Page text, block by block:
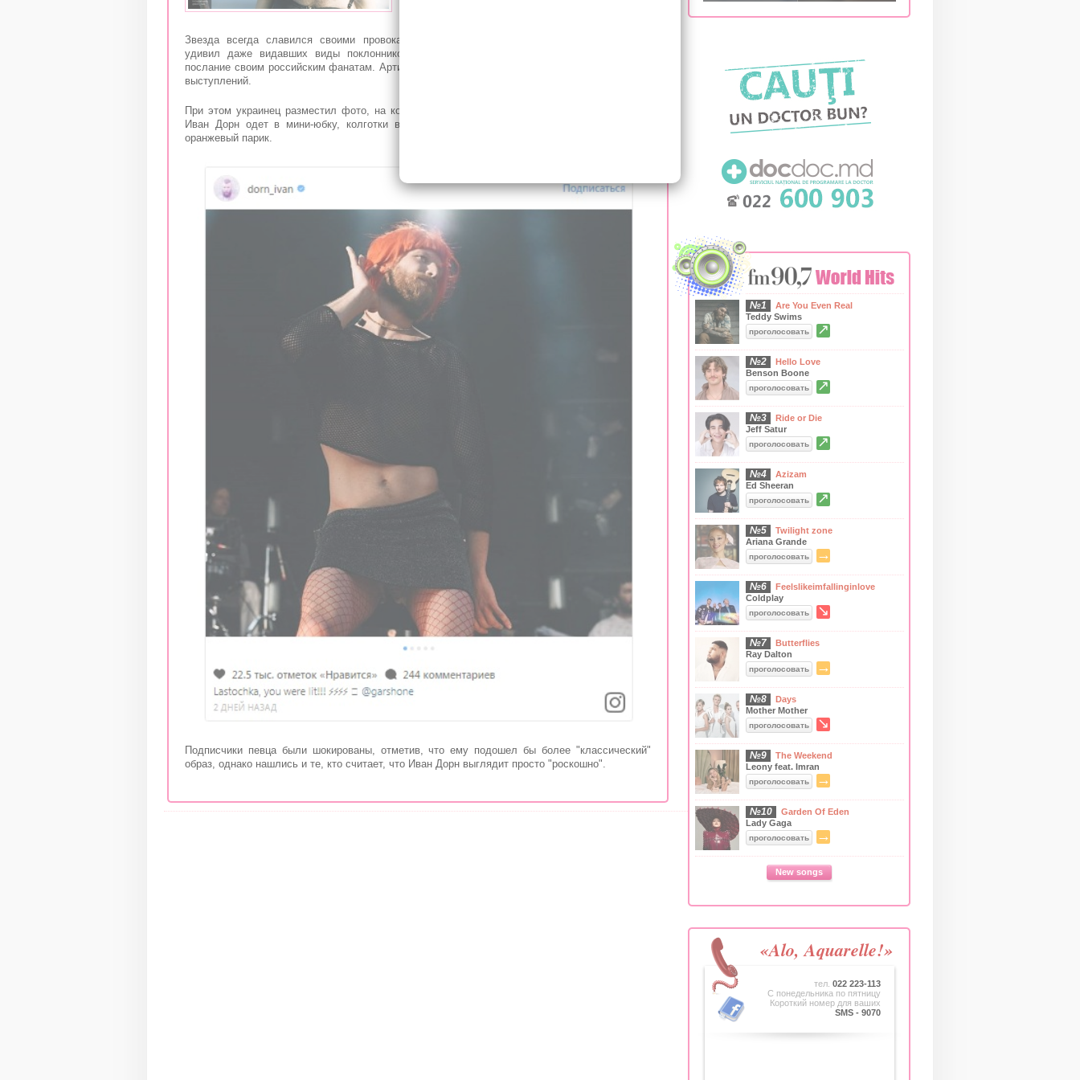
Звезда всегда славился своими провокационными выходками, однако необычный образ
удивил даже видавших виды поклонников Ивана Дорна. Певец опубликовал в соцсети
послание своим российским фанатам. Артист отметил, что публика "зажгла" на одном из его
выступлений.
При этом украинец разместил фото, на котором предстает в весьма двусмысленном виде.
Иван Дорн одет в мини-юбку, колготки в крупную сетку, а на голове исполнителя ярко-
оранжевый парик.
Подписчики певца были шокированы, отметив, что ему подошел бы более "классический"
образ, однако нашлись и те, кто считает, что Иван Дорн выглядит просто "роскошно".
№1
Are You Even Real
Teddy Swims
проголосовать ↗
№2
Hello Love
Benson Boone
проголосовать ↗
№3
Ride or Die
Jeff Satur
проголосовать ↗
№4
Azizam
Ed Sheeran
проголосовать ↗
№5
Twilight zone
Ariana Grande
проголосовать →
№6
Feelslikeimfallinginlove
Coldplay
проголосовать ↘
№7
Butterflies
Ray Dalton
проголосовать →
№8
Days
Mother Mother
проголосовать ↘
№9
The Weekend
Leony feat. Imran
проголосовать →
№10
Garden Of Eden
Lady Gaga
проголосовать →
New songs
«Alo, Aquarelle!»
тел. 022 223-113
C понедельника по пятницу
Короткий номер для ваших
SMS - 9070